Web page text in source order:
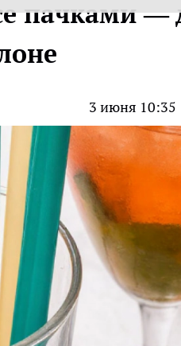
пачками —
3 июня 10:35